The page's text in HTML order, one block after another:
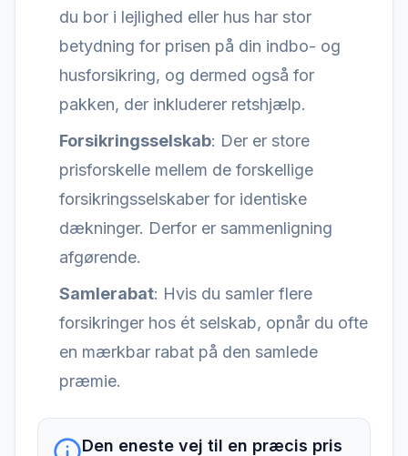
du bor i lejlighed eller hus har stor
betydning for prisen på din indbo- og
husforsikring, og dermed også for
pakken, der inkluderer retshjælp.
Forsikringsselskab: Der er store
prisforskelle mellem de forskellige
forsikringsselskaber for identiske
dækninger. Derfor er sammenligning
afgørende.
Samlerabat: Hvis du samler flere
forsikringer hos ét selskab, opnår du ofte
en mærkbar rabat på den samlede
præmie.
Den eneste vej til en præcis pris